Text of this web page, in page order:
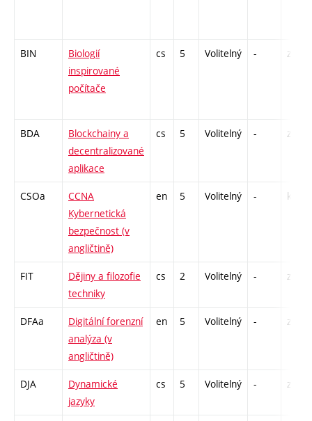
BIN
Biologií
inspirované
počítače
cs 5 Volitelný - zk
BDA
Blockchainy a
decentralizované
aplikace
cs 5 Volitelný - zá,zk
CSOa
CCNA
Kybernetická
bezpečnost (v
angličtině)
en 5 Volitelný - kl
FIT
Dějiny a filozofie
techniky
cs 2 Volitelný - zá
DFAa
Digitální forenzní
analýza (v
angličtině)
en 5 Volitelný - zk
DJA
Dynamické
jazyky
cs 5 Volitelný - zk